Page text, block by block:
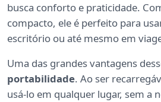
busca conforto e praticidade.
compacto, ele é perfeito para
escritório ou até mesmo em
Uma das grandes vantagens
portabilidade. Ao ser
usá-lo em qualquer lugar, sem a